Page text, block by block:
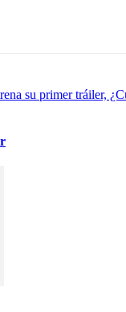
su primer tráiler,